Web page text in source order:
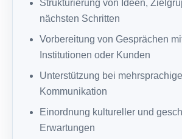
Strukturierung von Ideen,
nächsten Schritten
Vorbereitung von Gesprächen
Institutionen oder Kunden
Unterstützung bei
Kommunikation
Einordnung kultureller und
Erwartungen